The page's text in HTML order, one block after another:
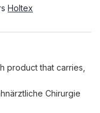
Holtex
product that carries,
Chirurgie